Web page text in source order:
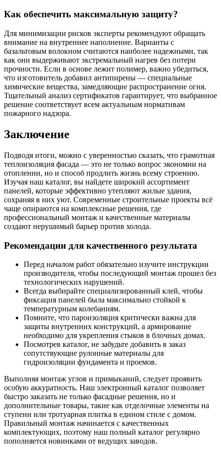
Как обеспечить максимальную защиту?
Для минимизации рисков эксперты рекомендуют обращать
внимание на внутреннее наполнение. Варианты с
базальтовым волокном считаются наиболее надежными, так
как они выдерживают экстремальный нагрев без потери
прочности. Если в основе лежит полимер, важно убедиться,
что изготовитель добавил антипирены — специальные
химические вещества, замедляющие распространение огня.
Тщательный анализ сертификатов гарантирует, что выбранное
решение соответствует всем актуальным нормативам
пожарного надзора.
Заключение
Подводя итоги, можно с уверенностью сказать, что грамотная
теплоизоляция фасада — это не только вопрос экономии на
отоплении, но и способ продлить жизнь всему строению.
Изучая наш каталог, вы найдете широкий ассортимент
панелей, которые эффективно утепляют жилые здания,
сохраняя в них уют. Современные строительные проекты всё
чаще опираются на комплексные решения, где
профессиональный монтаж и качественные материалы
создают нерушимый барьер против холода.
Рекомендации для качественного результата
Перед началом работ обязательно изучите инструкции
производителя, чтобы последующий монтаж прошел без
технологических нарушений.
Всегда выбирайте специализированный клей, чтобы
фиксация панелей была максимально стойкой к
температурным колебаниям.
Помните, что пароизоляция критически важна для
защиты внутренних конструкций, а армирование
необходимо для укрепления стыков в блочных домах.
Посмотрев каталог, не забудьте добавить в заказ
сопутствующие рулонные материалы для
гидроизоляции фундамента и проемов.
Выполняя монтаж углов и примыканий, следует проявить
особую аккуратность. Наш электронный каталог позволяет
быстро заказать не только фасадные решения, но и
дополнительные товары, такие как отделочные элементы на
ступени или тротуарная плитка в едином стиле с домом.
Правильный монтаж начинается с качественных
комплектующих, поэтому наш полный каталог регулярно
пополняется новинками от ведущих заводов.